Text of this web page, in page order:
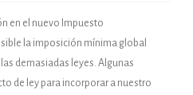
en el nuevo Impuesto
la imposición mínima global
demasiadas leyes. Algunas
de ley para incorporar a nuestro